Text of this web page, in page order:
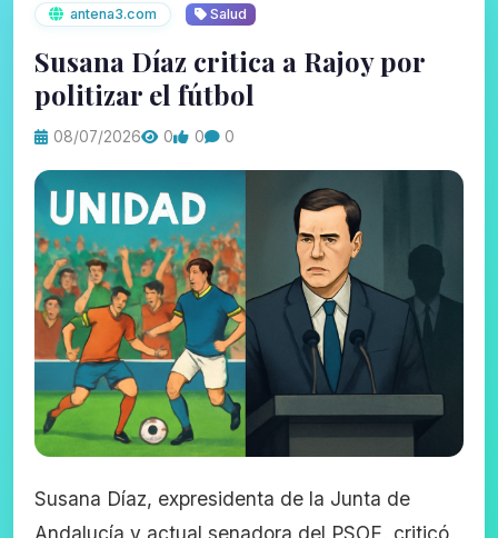
antena3.com Salud
Susana Díaz critica a Rajoy por
politizar el fútbol
08/07/2026 0 0 0
Susana Díaz, expresidenta de la Junta de
Andalucía y actual senadora del PSOE, criticó